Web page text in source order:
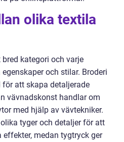
olika textila
kategori och varje
och stilar. Broderi
att skapa detaljerade
vävnadskonst handlar om
med hjälp av vävtekniker.
tyger och detaljer för att
medan tygtryck ger